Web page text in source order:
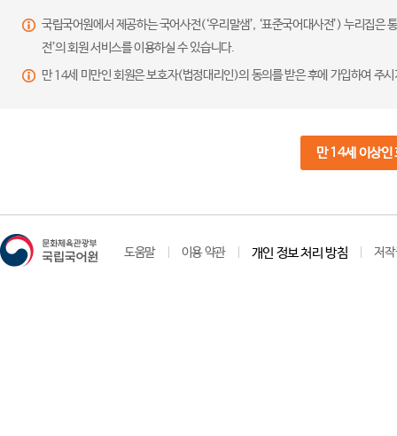
국립국어원에서 제공하는 국어사전(‘우리말샘’, ‘표준국어대사전’) 누리집
전’의 회원 서비스를 이용하실 수 있습니다.
만 14세 미만인 회원은 보호자(법정대리인)의 동의를 받은 후에 가입하여 주
만 14세 이상인
도움말 이용 약관 개인 정보 처리 방침 저